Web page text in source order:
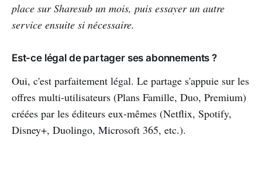
place sur Sharesub un mois, puis essayer un autre
service ensuite si nécessaire.
Est-ce légal de partager ses abonnements ?
Oui, c'est parfaitement légal. Le partage s'appuie sur les
offres multi-utilisateurs (Plans Famille, Duo, Premium)
créées par les éditeurs eux-mêmes (Netflix, Spotify,
Disney+, Duolingo, Microsoft 365, etc.).